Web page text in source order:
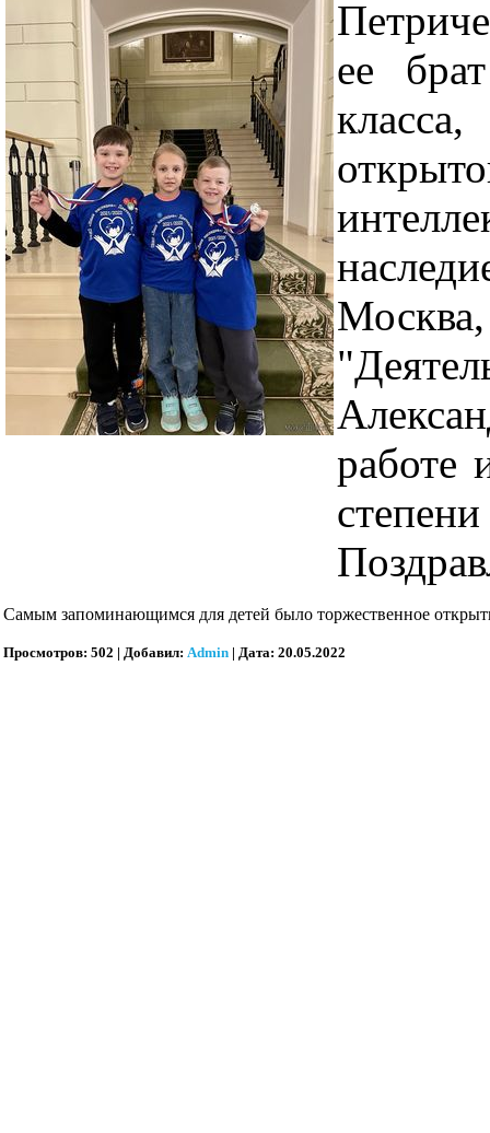
ее
работе
Самым запоминающимся для детей было торжественное
Просмотров: 502 | Добавил: Admin | Дата: 20.05.2022